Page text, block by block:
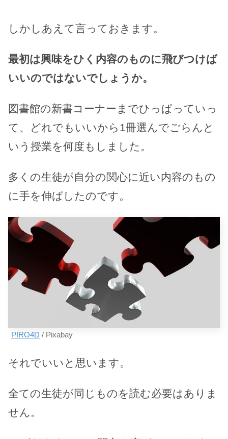
しかしあえて言っておきます。
最初は興味をひく内容のものに飛びつけば
いいのではないでしょうか。
図書館の新書コーナーまでひっぱっていっ
て、どれでもいいから1冊選んでごらんと
いう授業を何度もしました。
多くの生徒が自分の関心に近い内容のもの
に手を伸ばしたのです。
PIRO4D / Pixabay
それでいいと思います。
全ての生徒が同じものを読む必要はありま
せん。